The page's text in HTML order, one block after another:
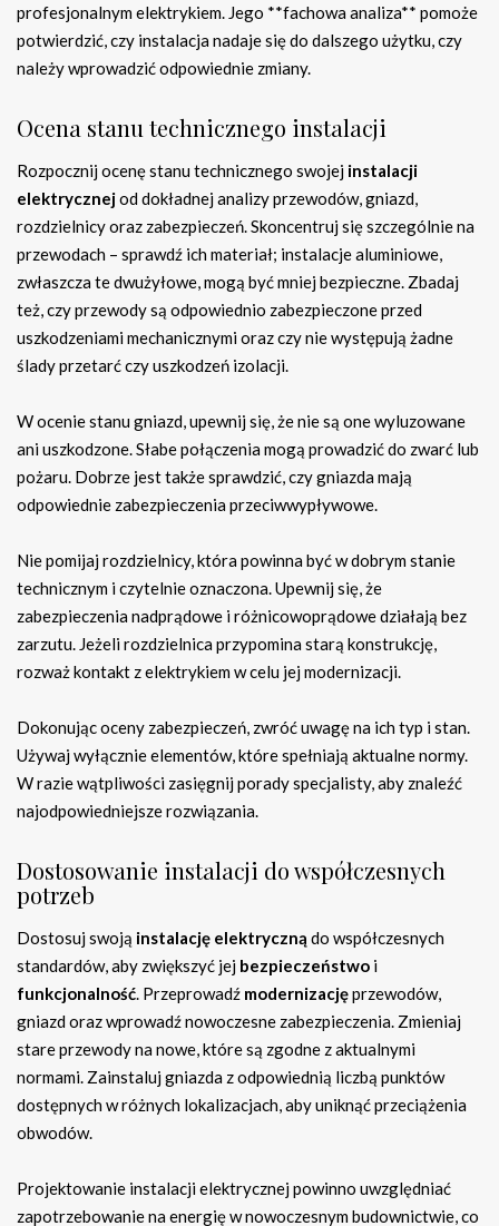
profesjonalnym elektrykiem. Jego **fachowa analiza** pomoże
potwierdzić, czy instalacja nadaje się do dalszego użytku, czy
należy wprowadzić odpowiednie zmiany.
Ocena stanu technicznego instalacji
Rozpocznij ocenę stanu technicznego swojej instalacji
elektrycznejod dokładnej analizy przewodów, gniazd,
rozdzielnicy oraz zabezpieczeń. Skoncentruj się szczególnie na
przewodach – sprawdź ich materiał; instalacje aluminiowe,
zwłaszcza te dwużyłowe, mogą być mniej bezpieczne. Zbadaj
też, czy przewody są odpowiednio zabezpieczone przed
uszkodzeniami mechanicznymi oraz czy nie występują żadne
ślady przetarć czy uszkodzeń izolacji.
W ocenie stanu gniazd, upewnij się, że nie są one wyluzowane
ani uszkodzone. Słabe połączenia mogą prowadzić do zwarć lub
pożaru. Dobrze jest także sprawdzić, czy gniazda mają
odpowiednie zabezpieczenia przeciwwypływowe.
Nie pomijaj rozdzielnicy, która powinna być w dobrym stanie
technicznym i czytelnie oznaczona. Upewnij się, że
zabezpieczenia nadprądowe i różnicowoprądowe działają bez
zarzutu. Jeżeli rozdzielnica przypomina starą konstrukcję,
rozważ kontakt z elektrykiem w celu jej modernizacji.
Dokonując oceny zabezpieczeń, zwróć uwagę na ich typ i stan.
Używaj wyłącznie elementów, które spełniają aktualne normy.
W razie wątpliwości zasięgnij porady specjalisty, aby znaleźć
najodpowiedniejsze rozwiązania.
Dostosowanie instalacji do współczesnych
potrzeb
Dostosuj swoją instalację elektryczną do współczesnych
standardów, aby zwiększyć jej bezpieczeństwo i
funkcjonalność. Przeprowadź modernizacjęprzewodów,
gniazd oraz wprowadź nowoczesne zabezpieczenia. Zmieniaj
stare przewody na nowe, które są zgodne z aktualnymi
normami. Zainstaluj gniazda z odpowiednią liczbą punktów
dostępnych w różnych lokalizacjach, aby uniknąć przeciążenia
obwodów.
Projektowanie instalacji elektrycznej powinno uwzględniać
zapotrzebowanie na energię w nowoczesnym budownictwie, co